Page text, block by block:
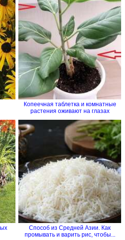
Копеечная таблетка и комнатные
растения оживают на глазах
Способ из Средней Азии. Как
промывать и варить рис, чтобы...